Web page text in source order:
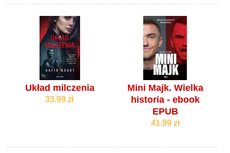
Układ milczenia
33.99 zł
Mini Majk. Wielka
historia - ebook
EPUB
41.99 zł